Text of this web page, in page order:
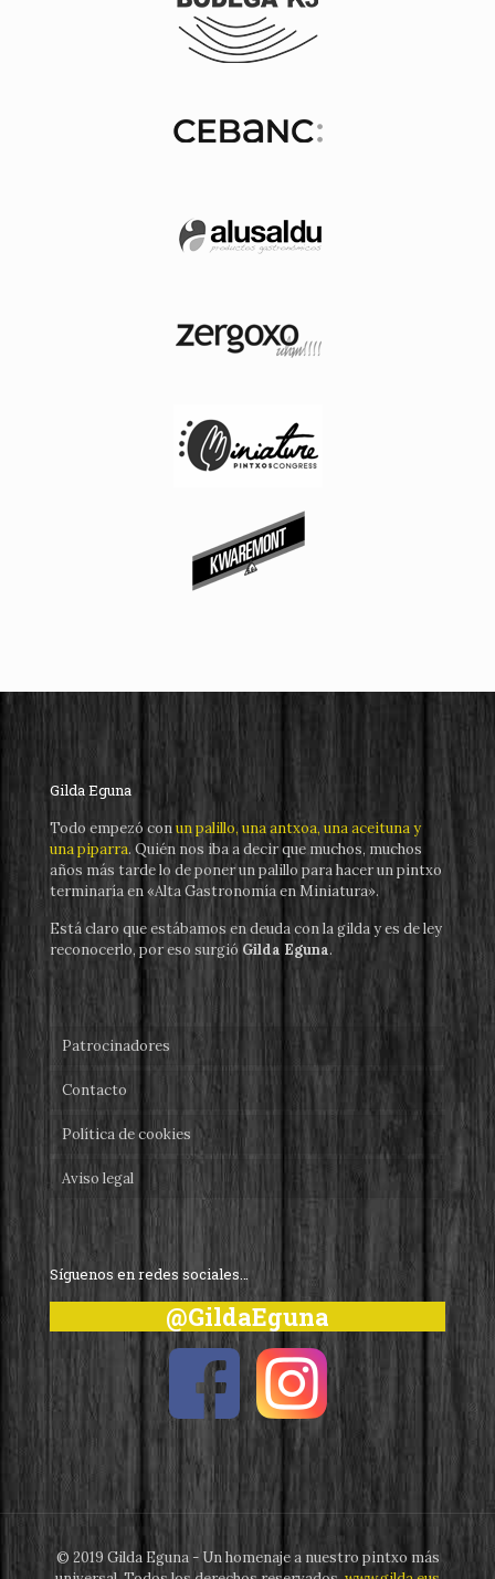
Gilda Eguna
Todo empezó conun palillo, una antxoa, una aceituna y
una piparra. Quién nos iba a decir que muchos, muchos
años más tarde lo de poner un palillo para hacer un pintxo
terminaría en «Alta Gastronomía en Miniatura».
Está claro que estábamos en deuda con la gilda y es de ley
reconocerlo, por eso surgió Gilda Eguna.
Patrocinadores
Contacto
Política de cookies
Aviso legal
Síguenos en redes sociales…
@GildaEguna
© 2019 Gilda Eguna - Un homenaje a nuestro pintxo más